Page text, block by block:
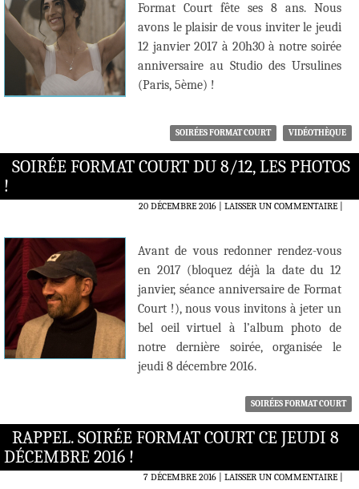
Format Court fête ses 8 ans. Nous
avons le plaisir de vous inviter le jeudi
12 janvier 2017 à 20h30 à notre soirée
anniversaire au Studio des Ursulines
(Paris, 5ème) !
SOIRÉES FORMAT COURT VIDÉOTHÈQUE
SOIRÉE FORMAT COURT DU 8/12, LES PHOTOS
!
20 DÉCEMBRE 2016 LAISSER UN COMMENTAIRE|
Avant de vous redonner rendez-vous
en 2017 (bloquez déjà la date du 12
janvier, séance anniversaire de Format
Court !), nous vous invitons à jeter un
bel oeil virtuel à l’album photo de
notre dernière soirée, organisée le
jeudi 8 décembre 2016.
SOIRÉES FORMAT COURT
RAPPEL. SOIRÉE FORMAT COURT CE JEUDI 8
DÉCEMBRE 2016 !
7 DÉCEMBRE 2016 LAISSER UN COMMENTAIRE|